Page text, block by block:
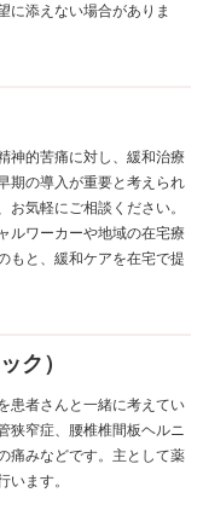
に添えない場合がありま
神的苦痛に対し、緩和治療
期の導入が重要と考えられ
気軽にご相談ください。
ルワーカーや地域の在宅療
もと、緩和ケアを在宅で提
ク）
患者さんと一緒に考えてい
狭窄症、腰椎椎間板ヘルニ
痛みなどです。主として薬
います。